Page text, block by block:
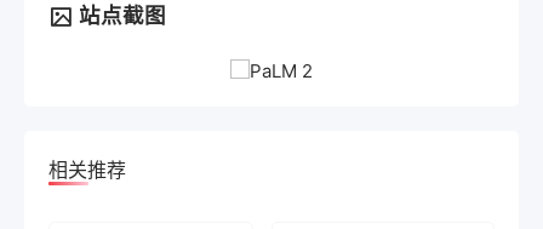
站点截图
相关推荐